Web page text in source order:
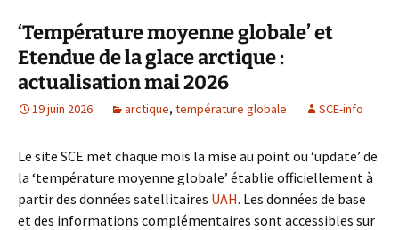
‘Température moyenne globale’ et
Etendue de la glace arctique :
actualisation mai 2026
19 juin 2026 arctique, température globale SCE-info
Le site SCE met chaque mois la mise au point ou ‘update’ de
la ‘température moyenne globale’ établie officiellement à
partir des données satellitaires UAH. Les données de base
et des informations complémentaires sont accessibles sur